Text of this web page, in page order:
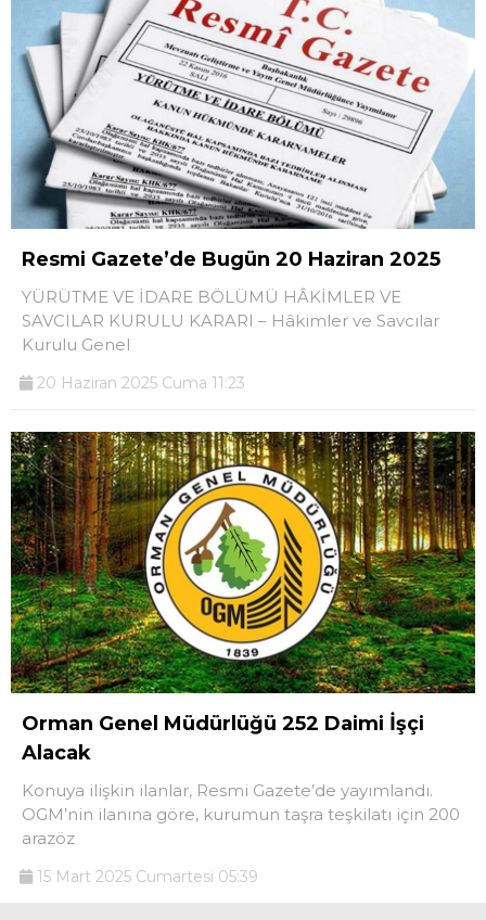
Resmi Gazete’de Bugün 20 Haziran 2025
YÜRÜTME VE İDARE BÖLÜMÜ HÂKİMLER VE
SAVCILAR KURULU KARARI – Hâkimler ve Savcılar
Kurulu Genel
20 Haziran 2025 Cuma 11:23
Orman Genel Müdürlüğü 252 Daimi İşçi
Alacak
Konuya ilişkin ilanlar, Resmi Gazete’de yayımlandı.
OGM’nin ilanına göre, kurumun taşra teşkilatı için 200
arazöz
15 Mart 2025 Cumartesi 05:39